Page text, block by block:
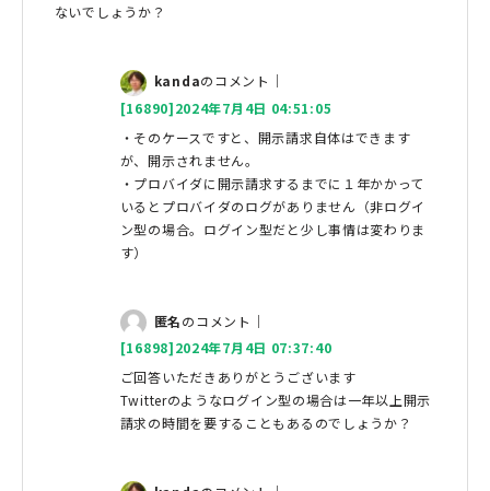
ないでしょうか？
kandaのコメント｜
[16890]2024年7月4日 04:51:05
・そのケースですと、開示請求自体はできます
が、開示されません。
・プロバイダに開示請求するまでに１年かかって
いるとプロバイダのログがありません（非ログイ
ン型の場合。ログイン型だと少し事情は変わりま
す）
匿名のコメント｜
[16898]2024年7月4日 07:37:40
ご回答いただきありがとうございます
Twitterのようなログイン型の場合は一年以上開示
請求の時間を要することもあるのでしょうか？